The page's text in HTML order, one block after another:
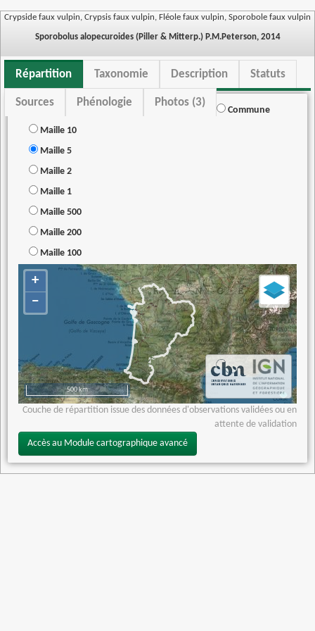
Crypside faux vulpin, Crypsis faux vulpin, Fléole faux vulpin, Sporobole faux vulpin
Sporobolus alopecuroides (Piller & Mitterp.) P.M.Peterson, 2014
Répartition Taxonomie Description Statuts
Sources Phénologie Photos (3)
Commune
Maille 10
Maille 5
Maille 2
Maille 1
Maille 500
Maille 200
Maille 100
+
−
500 km
Couche de répartition issue des données d'observations validées ou en
attente de validation
Accès au Module cartographique avancé